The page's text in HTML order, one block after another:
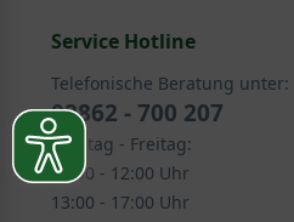
Ziergehölze >
Ziergehölze >
Service Hotline
Telefonische Beratung unter:
02862 - 700 207
Montag - Freitag:
08:30 - 12:00 Uhr
13:00 - 17:00 Uhr